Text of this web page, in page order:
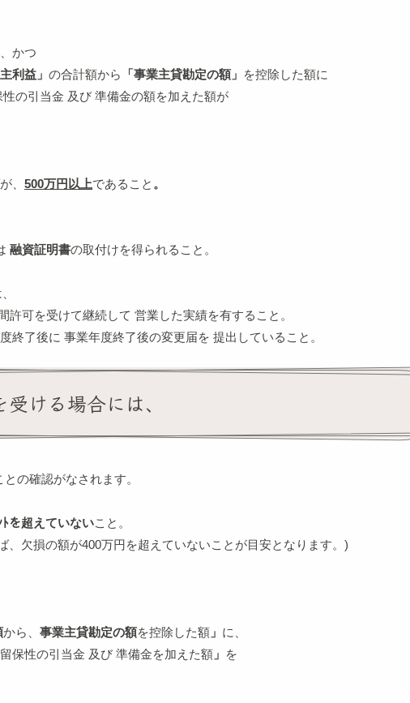
かつ
利益」 の合計額から 「事業主貸勘定の額」 を控除した額に
の引当金 及び 準備金の額を加えた額が
が、 500万円以上であること 。
融資証明書の取付けを得られること。
可を受けて継続して 営業した実績を有すること。
了後に 事業年度終了後の変更届を 提出していること。
ける場合には、
の確認がなされます。
ﾄを超えていないこと。
欠損の額が400万円を超えていないことが目安となります。)
から、 事業主貸勘定の額を控除した額 」 に、
保性の引当金 及び 準備金を加えた額 」 を